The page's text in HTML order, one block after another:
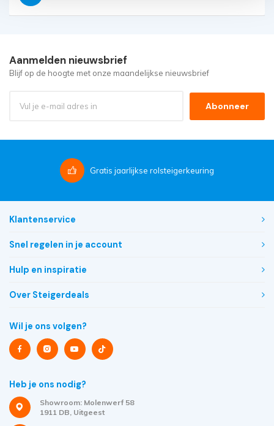
Aanmelden nieuwsbrief
Blijf op de hoogte met onze maandelijkse nieuwsbrief
Abonneer
Gratis jaarlijkse rolsteigerkeuring
Klantenservice
Snel regelen in je account
Hulp en inspiratie
Over Steigerdeals
Wil je ons volgen?
Heb je ons nodig?
Showroom: Molenwerf 58
1911 DB, Uitgeest